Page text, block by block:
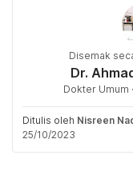
Disemak
Dr.
Dokter Umum
Ditulis oleh Nisreen
25/10/2023